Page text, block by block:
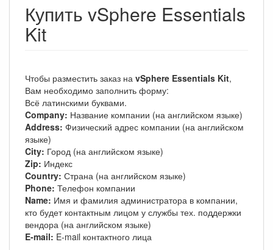
Купить vSphere Essentials
Kit
Чтобы разместить заказ на vSphere Essentials Kit,
Вам необходимо заполнить форму:
Всё латинскими буквами.
Company: Название компании (на английском языке)
Address: Физический адрес компании (на английском
языке)
City: Город (на английском языке)
Zip: Индекс
Country: Страна (на английском языке)
Phone: Телефон компании
Name: Имя и фамилия администратора в компании,
кто будет контактным лицом у службы тех. поддержки
вендора (на английском языке)
E-mail: E-mail контактного лица